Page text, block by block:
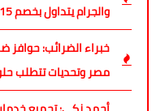
والجرام يتداول بخصم 15 جنيهًا
خبراء الضرائب: حوافز
مصر وتحديات تتطلب